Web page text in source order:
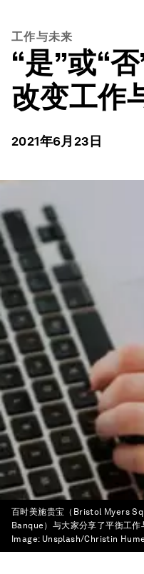
工作与未来
“是”或“
改变工作
2021年6月23日
百时美施贵宝（Bristol Myers
Banque）与大家分享了平衡工作
Image: Unsplash/Christin